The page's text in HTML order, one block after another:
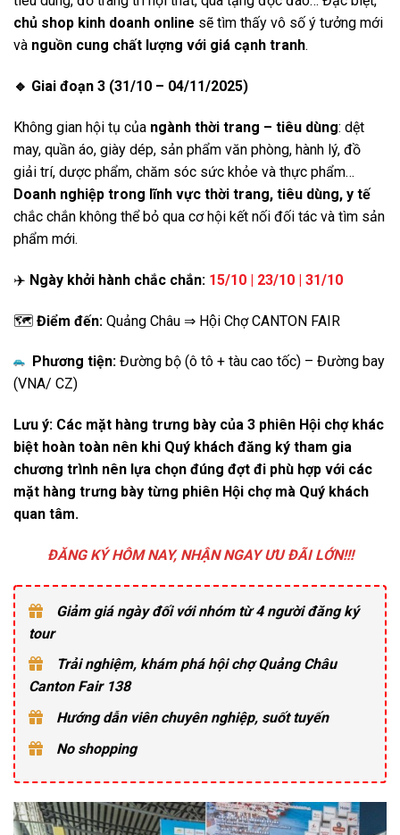
chủ shop kinh doanh online sẽ tìm thấy vô số ý tưởng mới
và nguồn cung chất lượng với giá cạnh tranh.
🔹 Giai đoạn 3 (31/10 – 04/11/2025)
Không gian hội tụ của ngành thời trang – tiêu dùng: dệt
may, quần áo, giày dép, sản phẩm văn phòng, hành lý, đồ
giải trí, dược phẩm, chăm sóc sức khỏe và thực phẩm…
Doanh nghiệp trong lĩnh vực thời trang, tiêu dùng, y tế
chắc chắn không thể bỏ qua cơ hội kết nối đối tác và tìm sản
phẩm mới.
✈️ Ngày khởi hành chắc chắn: 15/10 | 23/10 | 31/10
🗺️ Điểm đến: Quảng Châu ⇒ Hội Chợ CANTON FAIR
Phương tiện: Đường bộ (ô tô + tàu cao tốc) – Đường bay
(VNA/ CZ)
Lưu ý: Các mặt hàng trưng bày của 3 phiên Hội chợ khác
biệt hoàn toàn nên khi Quý khách đăng ký tham gia
chương trình nên lựa chọn đúng đợt đi phù hợp với các
mặt hàng trưng bày từng phiên Hội chợ mà Quý khách
quan tâm.
ĐĂNG KÝ HÔM NAY, NHẬN NGAY ƯU ĐÃI LỚN!!!
Giảm giá ngày đối với nhóm từ 4 người đăng ký
tour
Trải nghiệm, khám phá hội chợ Quảng Châu
Canton Fair 138
Hướng dẫn viên chuyên nghiệp, suốt tuyến
No shopping